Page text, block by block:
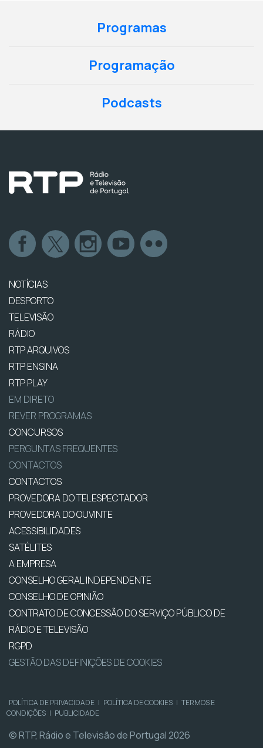
Programas
Programação
Podcasts
NOTÍCIAS
DESPORTO
TELEVISÃO
RÁDIO
RTP ARQUIVOS
RTP ENSINA
RTP PLAY
EM DIRETO
REVER PROGRAMAS
CONCURSOS
PERGUNTAS FREQUENTES
CONTACTOS
CONTACTOS
PROVEDORA DO TELESPECTADOR
PROVEDORA DO OUVINTE
ACESSIBILIDADES
SATÉLITES
A EMPRESA
CONSELHO GERAL INDEPENDENTE
CONSELHO DE OPINIÃO
CONTRATO DE CONCESSÃO DO SERVIÇO PÚBLICO DE
RÁDIO E TELEVISÃO
RGPD
GESTÃO DAS DEFINIÇÕES DE COOKIES
POLÍTICA DE PRIVACIDADE | POLÍTICA DE COOKIES | TERMOS E
CONDIÇÕES | PUBLICIDADE
© RTP, Rádio e Televisão de Portugal 2026